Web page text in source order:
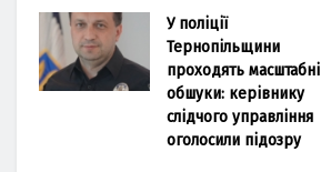
У поліції
Тернопільщини
проходять масштабні
обшуки: керівнику
слідчого управління
оголосили підозру